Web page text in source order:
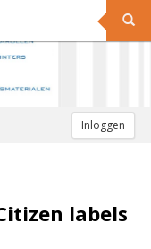
Inloggen
labels